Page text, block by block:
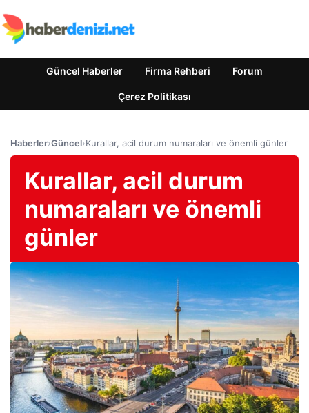
Güncel Haberler Firma Rehberi Forum
Çerez Politikası
Haberler›Güncel›Kurallar, acil durum numaraları ve önemli günler
Kurallar, acil durum
numaraları ve önemli
günler